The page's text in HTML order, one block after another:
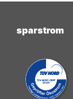
sparstrom